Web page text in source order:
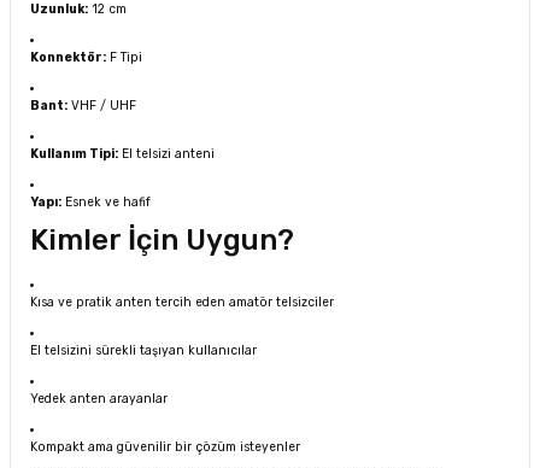
Uzunluk: 12 cm
Konnektör: F Tipi
Bant: VHF / UHF
Kullanım Tipi: El telsizi anteni
Yapı: Esnek ve hafif
Kimler İçin Uygun?
Kısa ve pratik anten tercih eden amatör telsizciler
El telsizini sürekli taşıyan kullanıcılar
Yedek anten arayanlar
Kompakt ama güvenilir bir çözüm isteyenler